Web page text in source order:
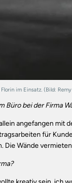
im Einsatz. (Bild:
Büro bei der Firma
angefangen mit
für
Die Wände